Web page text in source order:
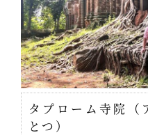
タプローム寺院（
とつ）